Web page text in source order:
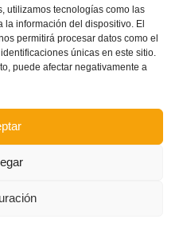
utilizamos tecnologías como las
la información del dispositivo. El
permitirá procesar datos como el
únicas en este sitio.
puede afectar negativamente a
baño de masas y se convierte
y calendarios de Lliga